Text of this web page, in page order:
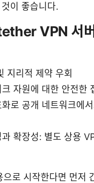
이 좋습니다.
VPN 서
지리적 제약 우회
자원에 대한 안전한
로 공개 네트워크에
확장성: 별도 상용
으로 시작한다면 먼저